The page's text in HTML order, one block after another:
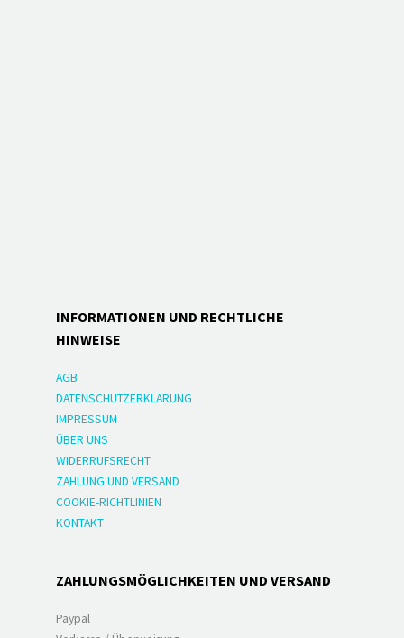
INFORMATIONEN UND RECHTLICHE
HINWEISE
AGB
DATENSCHUTZERKLÄRUNG
IMPRESSUM
ÜBER UNS
WIDERRUFSRECHT
ZAHLUNG UND VERSAND
COOKIE-RICHTLINIEN
KONTAKT
ZAHLUNGSMÖGLICHKEITEN UND VERSAND
Paypal